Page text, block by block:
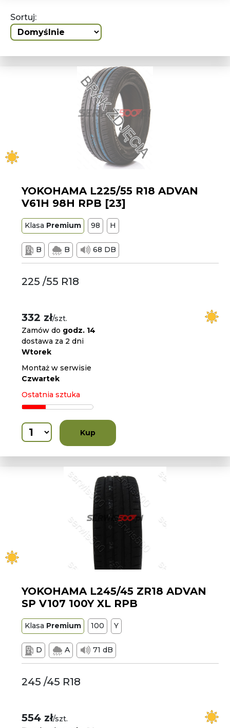
Sortuj:
YOKOHAMA L225/55 R18 ADVAN
V61H 98H RPB [23]
Klasa Premium 98 H
B B 68 DB
225 /55 R18
332 zł/szt.
Zamów do godz. 14
dostawa za 2 dni
Wtorek
Montaż w serwisie
Czwartek
Ostatnia sztuka
Kup
YOKOHAMA L245/45 ZR18 ADVAN
SP V107 100Y XL RPB
Klasa Premium 100 Y
D A 71 dB
245 /45 R18
554 zł/szt.